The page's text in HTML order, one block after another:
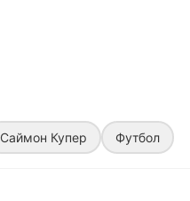
Саймон Купер Футбол